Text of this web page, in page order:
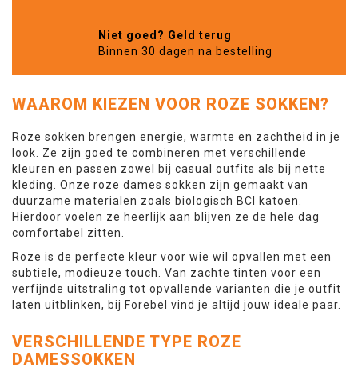
Niet goed? Geld terug
Binnen 30 dagen na bestelling
WAAROM KIEZEN VOOR ROZE SOKKEN?
Roze sokken brengen energie, warmte en zachtheid in je
look. Ze zijn goed te combineren met verschillende
kleuren en passen zowel bij casual outfits als bij nette
kleding. Onze roze dames sokken zijn gemaakt van
duurzame materialen zoals biologisch BCI katoen.
Hierdoor voelen ze heerlijk aan blijven ze de hele dag
comfortabel zitten.
Roze is de perfecte kleur voor wie wil opvallen met een
subtiele, modieuze touch. Van zachte tinten voor een
verfijnde uitstraling tot opvallende varianten die je outfit
laten uitblinken, bij Forebel vind je altijd jouw ideale paar.
VERSCHILLENDE TYPE ROZE
DAMESSOKKEN